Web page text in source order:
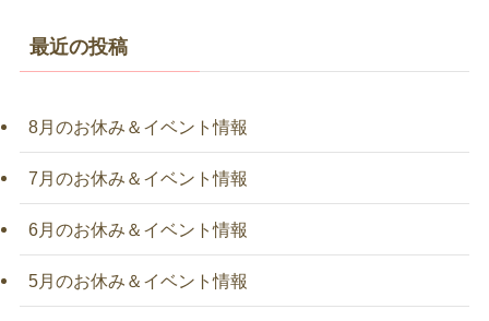
最近の投稿
8月のお休み＆イベント情報
7月のお休み＆イベント情報
6月のお休み＆イベント情報
5月のお休み＆イベント情報